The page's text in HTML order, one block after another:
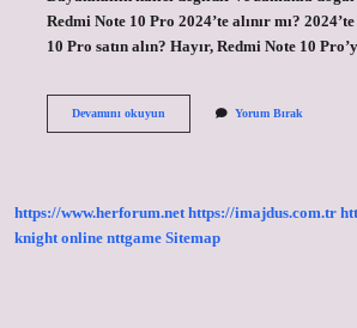
Redmi Note 10 Pro 2024’te alınır mı?
10 Pro satın alın? Hayır, Redmi Note 10
Devamını okuyunRedmi
Yorum Bırak
https://www.herforum.net https://imajdus.com.tr
knight online nttgame Sitemap